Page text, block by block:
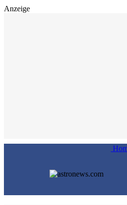
Anzeige